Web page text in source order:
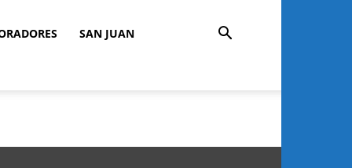
SAN JUAN